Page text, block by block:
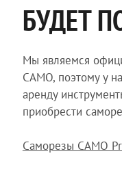
БУДЕТ
Мы являемся
CAMO, поэтому у
аренду
приобрести
Саморезы CAMO